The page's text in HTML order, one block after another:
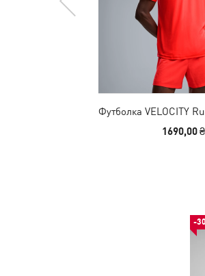
Футболка VELOCITY
1690,00 ₴
-